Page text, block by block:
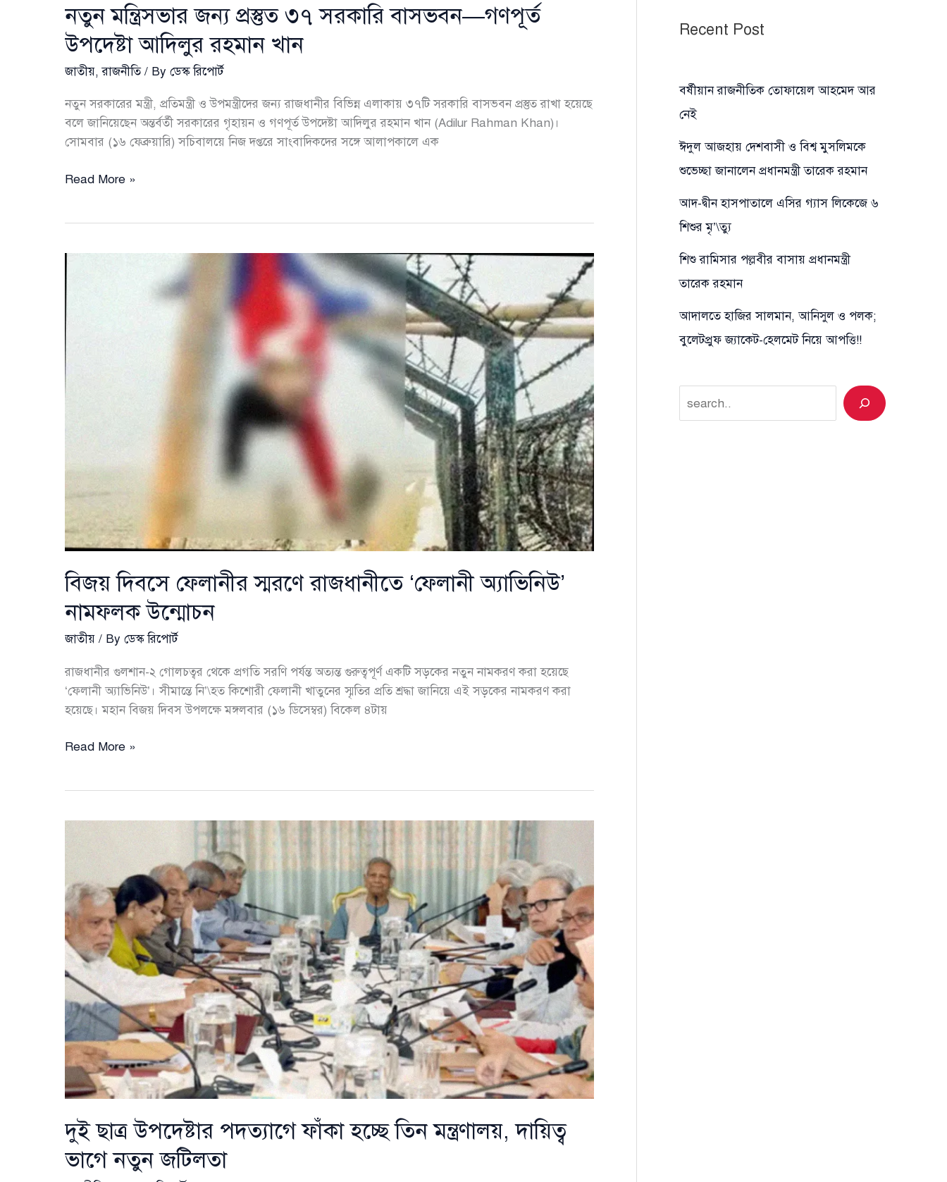
নতুন মন্ত্রিসভার জন্য প্রস্তুত ৩৭ সরকারি বাসভবন—গণপূর্ত
উপদেষ্টা আদিলুর রহমান খান
জাতীয়,রাজনীতি/ By ডেস্ক রিপোর্ট
নতুন সরকারের মন্ত্রী, প্রতিমন্ত্রী ও উপমন্ত্রীদের জন্য রাজধানীর বিভিন্ন এলাকায় ৩৭টি সরকারি বাসভবন প্রস্তুত রাখা হয়েছে
বলে জানিয়েছেন অন্তর্বর্তী সরকারের গৃহায়ন ও গণপূর্ত উপদেষ্টা আদিলুর রহমান খান (Adilur Rahman Khan)।
সোমবার (১৬ ফেব্রুয়ারি) সচিবালয়ে নিজ দপ্তরে সাংবাদিকদের সঙ্গে আলাপকালে এক
নতুন
৩৭
বাসভবন
উপদেষ্টা
আদিলুর
রহমান
Read More »
বিজয় দিবসে ফেলানীর স্মরণে রাজধানীতে ‘ফেলানী অ্যাভিনিউ’
নামফলক উন্মোচন
জাতীয় / By ডেস্ক রিপোর্ট
রাজধানীর গুলশান-২ গোলচত্বর থেকে প্রগতি সরণি পর্যন্ত অত্যন্ত গুরুত্বপূর্ণ একটি সড়কের নতুন নামকরণ করা হয়েছে
‘ফেলানী অ্যাভিনিউ’। সীমান্তে নি’\হত কিশোরী ফেলানী খাতুনের স্মৃতির প্রতি শ্রদ্ধা জানিয়ে এই সড়কের নামকরণ করা
হয়েছে। মহান বিজয় দিবস উপলক্ষে মঙ্গলবার (১৬ ডিসেম্বর) বিকেল ৪টায়
বিজয়
রাজধানীতে
নামফলক
উন্মোচন
Read More »
দুই ছাত্র উপদেষ্টার পদত্যাগে ফাঁকা হচ্ছে তিন মন্ত্রণালয়, দায়িত্ব
ভাগে নতুন জটিলতা
Recent Post
বর্ষীয়ান রাজনীতিক তোফায়েল আহমেদ আর
নেই
ঈদুল আজহায় দেশবাসী ও বিশ্ব মুসলিমকে
শুভেচ্ছা জানালেন প্রধানমন্ত্রী তারেক রহমান
আদ-দ্বীন হাসপাতালে এসির গ্যাস লিকেজে ৬
শিশুর মৃ’\ত্যু
শিশু রামিসার পল্লবীর বাসায় প্রধানমন্ত্রী
তারেক রহমান
আদালতে হাজির সালমান, আনিসুল ও পলক;
বুলেটপ্রুফ জ্যাকেট-হেলমেট নিয়ে আপত্তি!!